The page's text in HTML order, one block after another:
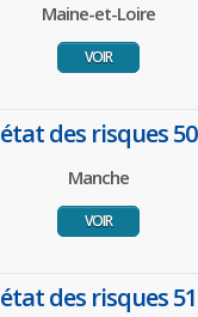
Maine-et-Loire
VOIR
état des risques 50
Manche
VOIR
état des risques 51